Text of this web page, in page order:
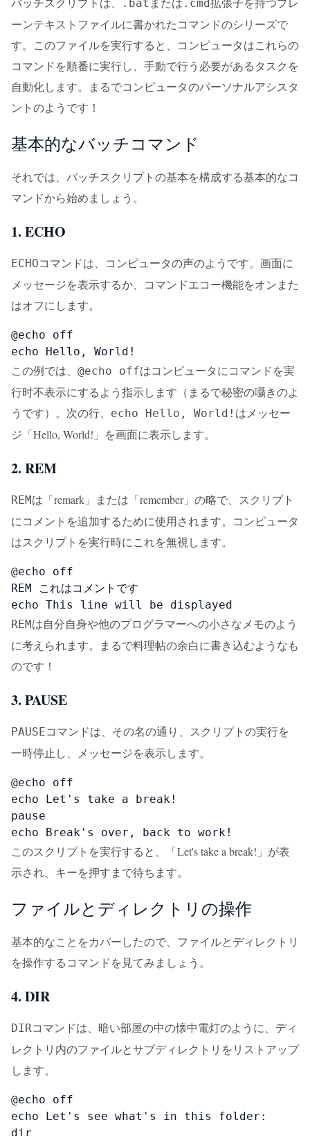
.bat .cmd
ーンテキストファイルに書かれたコマンドのシリーズで
す。このファイルを実行すると、コンピュータはこれらの
コマンドを順番に実行し、手動で行う必要があるタスクを
自動化します。まるでコンピュータのパーソナルアシスタ
ントのようです！
基本的なバッチコマンド
それでは、バッチスクリプトの基本を構成する基本的なコ
マンドから始めましょう。
1. ECHO
ECHOコマンドは、コンピュータの声のようです。画面に
メッセージを表示するか、コマンドエコー機能をオンまた
はオフにします。
@echo off
echo Hello, World!
この例では、 @echo offはコンピュータにコマンドを実
行时不表示にするよう指示します（まるで秘密の囁きのよ
うです）。次の行、
echo Hello, World! はメッセー
ジ「Hello, World!」を画面に表示します。
2. REM
REMは「remark」または「remember」の略で、スクリプト
にコメントを追加するために使用されます。コンピュータ
はスクリプトを実行時にこれを無視します。
@echo off
REM これはコメントです
echo This line will be displayed
REMは自分自身や他のプログラマーへの小さなメモのよう
に考えられます。まるで料理帖の余白に書き込むようなも
のです！
3. PAUSE
PAUSEコマンドは、その名の通り、スクリプトの実行を
一時停止し、メッセージを表示します。
@echo off
echo Let's take a break!
pause
echo Break's over, back to work!
このスクリプトを実行すると、「Let's take a break!」が表
示され、キーを押すまで待ちます。
ファイルとディレクトリの操作
基本的なことをカバーしたので、ファイルとディレクトリ
を操作するコマンドを見てみましょう。
4. DIR
DIRコマンドは、暗い部屋の中の懐中電灯のように、ディ
レクトリ内のファイルとサブディレクトリをリストアップ
します。
@echo off
echo Let's see what's in this folder:
dir